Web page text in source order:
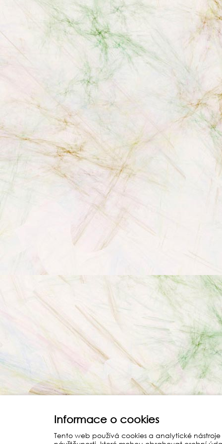
Informace o cookies
Tento web používá cookies a analytické